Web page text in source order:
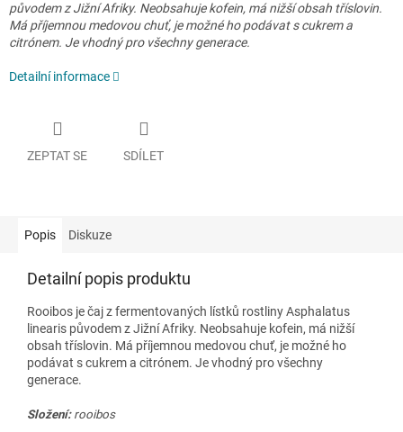
původem z Jižní Afriky. Neobsahuje kofein, má nižší obsah tříslovin.
Má příjemnou medovou chuť, je možné ho podávat s cukrem a
citrónem. Je vhodný pro všechny generace.
Detailní informace
ZEPTAT SE SDÍLET
Popis Diskuze
Detailní popis produktu
Rooibos je čaj z fermentovaných lístků rostliny Asphalatus
linearis původem z Jižní Afriky. Neobsahuje kofein, má nižší
obsah tříslovin. Má příjemnou medovou chuť, je možné ho
podávat s cukrem a citrónem. Je vhodný pro všechny
generace.
Složení:rooibos